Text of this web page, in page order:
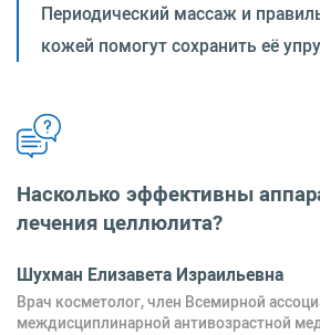
Периодический массаж и
кожей помогут сохранить её
Насколько эффективны
лечения целлюлита?
Шухман Елизавета Израильевна
Врач косметолог, член Всемирной
междисциплинарной антивозрастной